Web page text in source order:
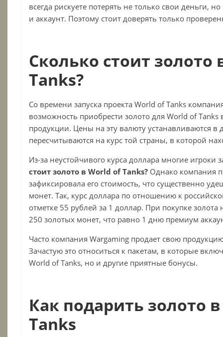
всегда рискуете потерять не только свои деньги,
и аккаунт. Поэтому стоит доверять только
Сколько стоит золото
Tanks?
Со времени запуска проекта World of Tanks
возможность приобрести золото для World of Tanks
продукции. Цены на эту валюту устанавливаются в
пересчитываются на курс той страны, в которой
Из-за неустойчивого курса доллара многие игроки
стоит золото вWorld ofTanks? Однако компания
зафиксировала его стоимость, что существенно
монет. Так, курс доллара по отношению к
отметке 55 рублей за 1 доллар. При покупке золота
250 золотых монет, что равно 1 дню премиум
Часто компания Wargaming продает свою
Зачастую это относиться к пакетам, в которые
World of Tanks, но и другие приятные бонусы.
Как подарить золото
Tanks